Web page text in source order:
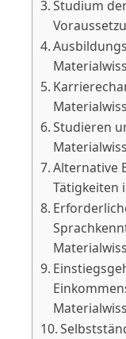
Studium
Studieren
Alternative
Tätigkeiten